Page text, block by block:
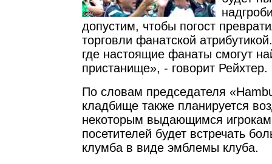
допустим, чтобы погост
торговли фанатской
где настоящие фанаты смогут
пристанище», - говорит Рейхтер.
По словам председателя
кладбище также планируется
некоторым выдающимся
посетителей будет встречать
клумба в виде эмблемы клуба.